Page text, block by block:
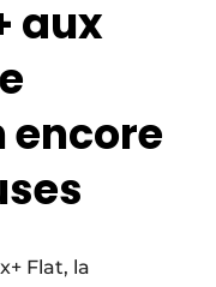
aux
Flat, la